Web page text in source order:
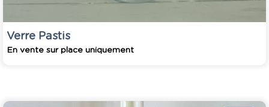
Verre Pastis
En vente sur place uniquement